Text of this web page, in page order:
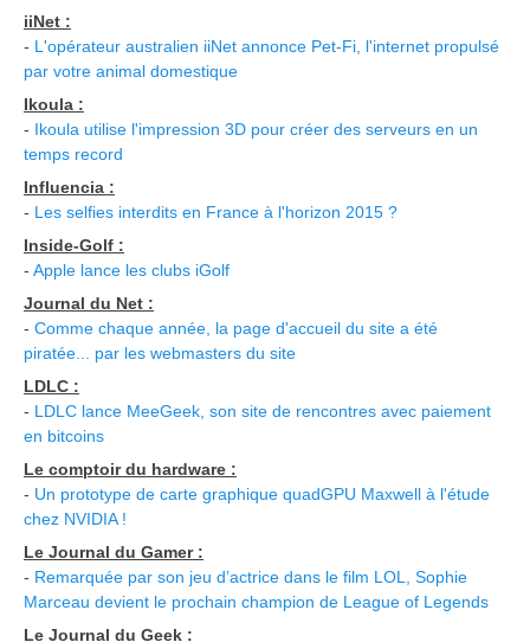
iiNet :
- L'opérateur australien iiNet annonce Pet-Fi, l'internet propulsé
par votre animal domestique
Ikoula :
- Ikoula utilise l'impression 3D pour créer des serveurs en un
temps record
Influencia :
- Les selfies interdits en France à l'horizon 2015 ?
Inside-Golf :
- Apple lance les clubs iGolf
Journal du Net :
- Comme chaque année, la page d'accueil du site a été
piratée... par les webmasters du site
LDLC :
- LDLC lance MeeGeek, son site de rencontres avec paiement
en bitcoins
Le comptoir du hardware :
- Un prototype de carte graphique quadGPU Maxwell à l'étude
chez NVIDIA !
Le Journal du Gamer :
- Remarquée par son jeu d’actrice dans le film LOL, Sophie
Marceau devient le prochain champion de League of Legends
Le Journal du Geek :